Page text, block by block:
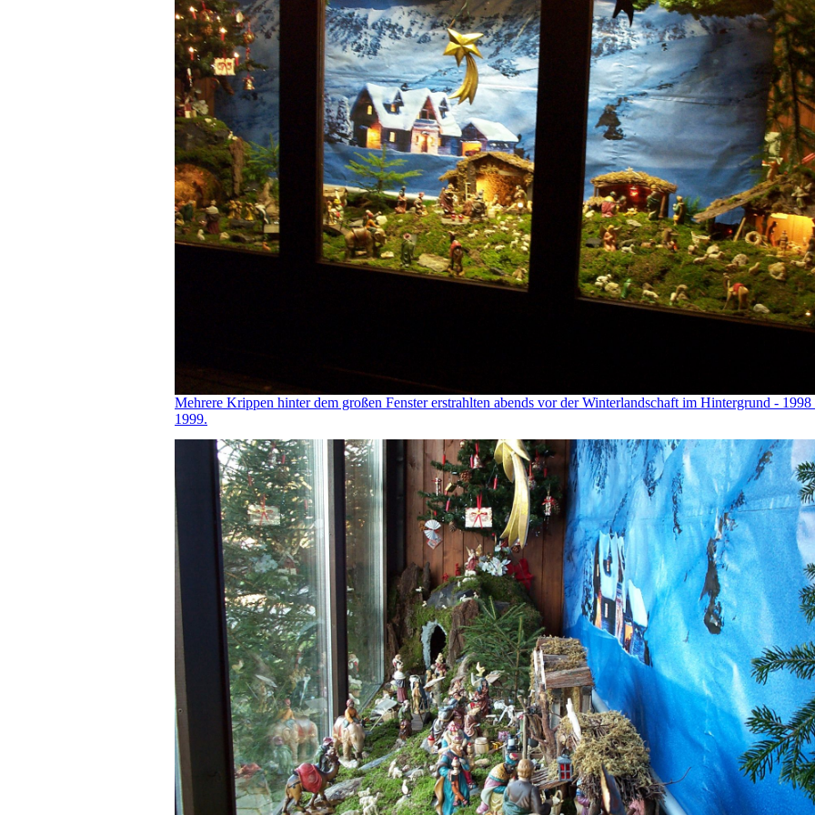
Mehrere Krippen hinter dem großen Fenster erstrahlten abends vor der Winterlandschaft im Hintergrund - 1998
1999.